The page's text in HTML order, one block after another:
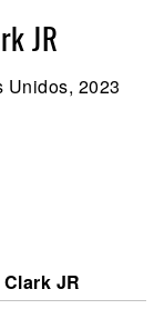
JR
Unidos, 2023
JR